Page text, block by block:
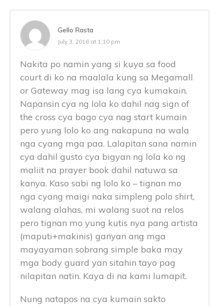
Gello Rasta
July 3, 2016 at 1:10 pm
Nakita po namin yang si kuya sa food
court di ko na maalala kung sa Megamall
or Gateway mag isa lang cya kumakain.
Napansin cya ng lola ko dahil nag sign of
the cross cya bago cya nag start kumain
pero yung lolo ko ang nakapuna na wala
nga cyang mga paa. Lalapitan sana namin
cya dahil gusto cya bigyan ng lola ko ng
maliit na prayer book dahil natuwa sa
kanya. Kaso sabi ng lolo ko – tignan mo
nga cyang maigi naka simpleng polo shirt,
walang alahas, mi walang suot na relos
pero tignan mo yung kutis nya pang artista
(maputi+makinis) ganyan ang mga
mayayaman sobrang simple baka may
mga body guard yan sitahin tayo pag
nilapitan natin. Kaya di na kami lumapit.
Nung natapos na cya kumain sakto